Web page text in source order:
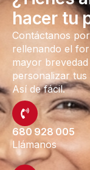
hacer tu
Contáctanos
rellenando el
mayor
personalizar
Así de fácil.
680 928 005
Llámanos